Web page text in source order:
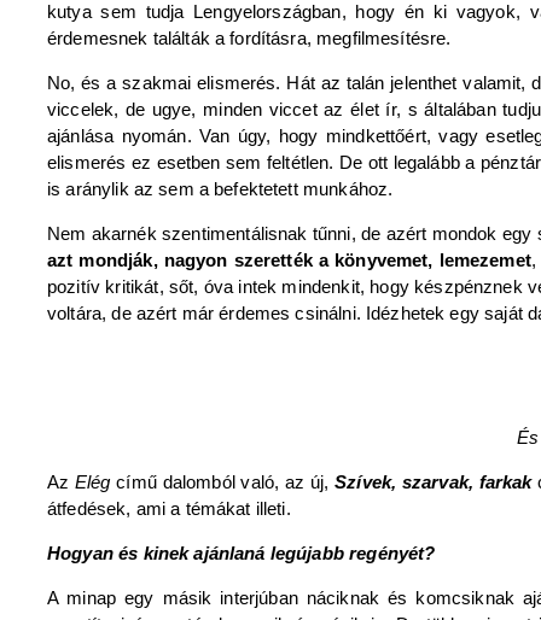
kutya sem tudja Lengyelországban, hogy én ki
érdemesnek találták a fordításra, megfilmesítésre.
No, és a szakmai elismerés. Hát az talán jelenthet valamit,
viccelek, de ugye, minden viccet az élet ír, s általában
ajánlása nyomán. Van úgy, hogy mindkettőért, vagy
elismerés ez esetben sem feltétlen. De ott legalább a
is aránylik az sem a befektetett munkához.
Nem akarnék szentimentálisnak tűnni, de azért mondok
azt mondják, nagyon szerették a könyvemet, lemezemet,
pozitív kritikát, sőt, óva intek mindenkit, hogy készpénznek
voltára, de azért már érdemes csinálni. Idézhetek egy saját
Az Elég című dalomból való, az új,Szívek, szarvak, farkak
átfedések, ami a témákat illeti.
Hogyan és kinek ajánlaná legújabb regényét?
A minap egy másik interjúban náciknak és komcsiknak